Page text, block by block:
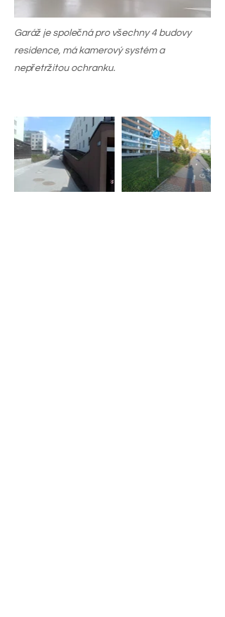
Garáž je společná pro všechny 4 budovy
residence, má kamerový systém a
nepřetržitou ochranku.